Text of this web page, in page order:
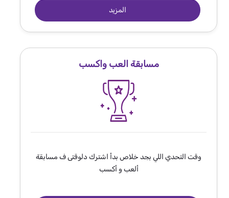
المزيد
مسابقة العب واكسب
وقت التحدي اللي بجد خلاص بدأ اشترك دلوقتى ف مسابقة
ألعب و أكسب